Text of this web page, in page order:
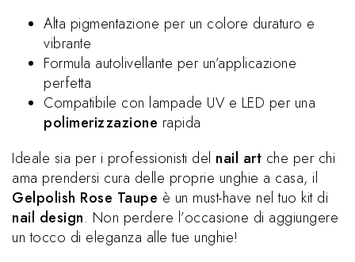
Alta pigmentazione per un colore duraturo e
vibrante
Formula autolivellante per un’applicazione
perfetta
Compatibile con lampade UV e LED per una
polimerizzazione rapida
Ideale sia per i professionisti del nail art che per chi
ama prendersi cura delle proprie unghie a casa, il
Gelpolish Rose Taupe è un must-have nel tuo kit di
nail design. Non perdere l’occasione di aggiungere
un tocco di eleganza alle tue unghie!